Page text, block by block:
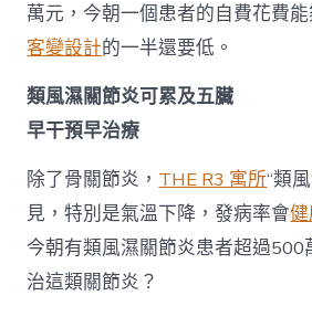
萬元，今朝一個患者的自費花費
客變設計的一半還要低。
類風濕關節炎可累及五臟
早干預早治療
除了骨關節炎， THE R3 寓所“類
見，特別是氣溫下降，發病率會
今朝有類風濕關節炎患者超過500
治這類關節炎？